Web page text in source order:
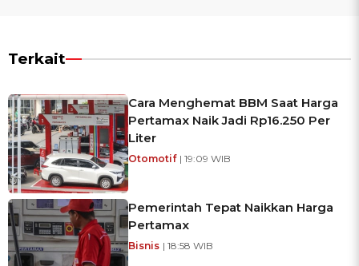
Terkait
Cara Menghemat BBM Saat Harga
Pertamax Naik Jadi Rp16.250 Per
Liter
Otomotif | 19:09 WIB
Pemerintah Tepat Naikkan Harga
Pertamax
Bisnis | 18:58 WIB